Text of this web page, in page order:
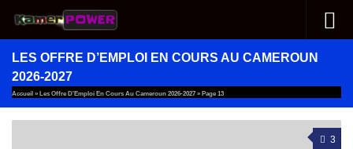
Au dessous du contenu
LES OFFRE D’EMPLOI EN COURS AU CAMEROUN
2026-2027
Accueil » Les Offre D'Emploi En Cours Au Cameroun 2026-2027 » Page 13
3